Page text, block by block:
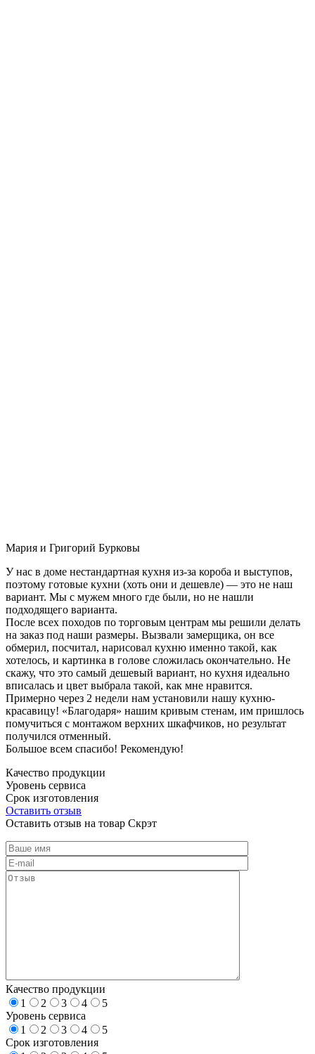
Мария и Григорий Бурковы
У нас в доме нестандартная кухня из-за короба и выступов,
поэтому готовые кухни (хоть они и дешевле) — это не наш
вариант. Мы с мужем много где были, но не нашли
подходящего варианта.
После всех походов по торговым центрам мы решили делать
на заказ под наши размеры. Вызвали замерщика, он все
обмерил, посчитал, нарисовал кухню именно такой, как
хотелось, и картинка в голове сложилась окончательно. Не
скажу, что это самый дешевый вариант, но кухня идеально
вписалась и цвет выбрала такой, как мне нравится.
Примерно через 2 недели нам установили нашу кухню-
красавицу! «Благодаря» нашим кривым стенам, им пришлось
помучиться с монтажом верхних шкафчиков, но результат
получился отменный.
Большое всем спасибо! Рекомендую!
Качество продукции
Уровень сервиса
Срок изготовления
Оставить отзыв
Оставить отзыв на товар Скрэт
Качество продукции
1
2 3 4
5
Уровень сервиса
1
2 3 4
5
Срок изготовления